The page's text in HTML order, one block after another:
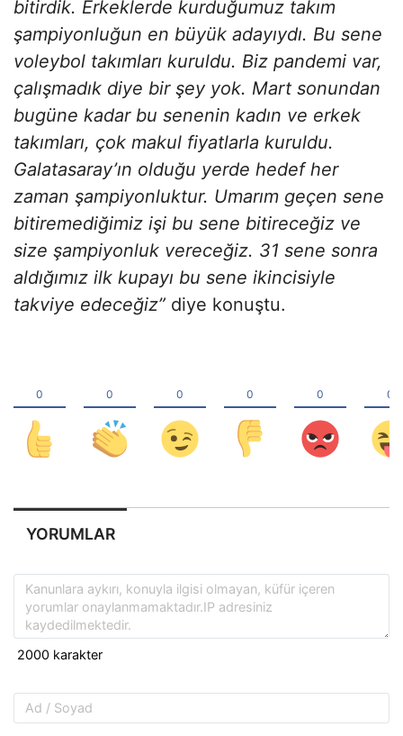
bitirdik. Erkeklerde kurduğumuz takım
şampiyonluğun en büyük adayıydı. Bu sene
voleybol takımları kuruldu. Biz pandemi var,
çalışmadık diye bir şey yok. Mart sonundan
bugüne kadar bu senenin kadın ve erkek
takımları, çok makul fiyatlarla kuruldu.
Galatasaray’ın olduğu yerde hedef her
zaman şampiyonluktur. Umarım geçen sene
bitiremediğimiz işi bu sene bitireceğiz ve
size şampiyonluk vereceğiz. 31 sene sonra
aldığımız ilk kupayı bu sene ikincisiyle
takviye edeceğiz” diye konuştu.
YORUMLAR